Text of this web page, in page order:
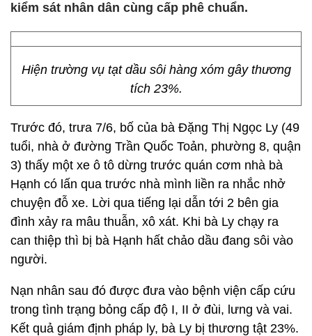
kiểm sát nhân dân cùng cấp phê chuẩn.
Hiện trường vụ tạt dầu sôi hàng xóm gây thương
tích 23%.
Trước đó, trưa 7/6, bố của bà Đặng Thị Ngọc Ly (49
tuổi, nhà ở đường Trần Quốc Toản, phường 8, quận
3) thấy một xe ô tô dừng trước quán cơm nhà bà
Hạnh có lấn qua trước nhà mình liền ra nhắc nhở
chuyện đỗ xe. Lời qua tiếng lại dẫn tới 2 bên gia
đình xảy ra mâu thuẫn, xô xát. Khi bà Ly chạy ra
can thiệp thì bị bà Hạnh hất chảo dầu đang sôi vào
người.
Nạn nhân sau đó được đưa vào bệnh viện cấp cứu
trong tình trạng bỏng cấp độ I, II ở đùi, lưng và vai.
Kết quả giám định pháp ly, bà Ly bị thương tật 23%.